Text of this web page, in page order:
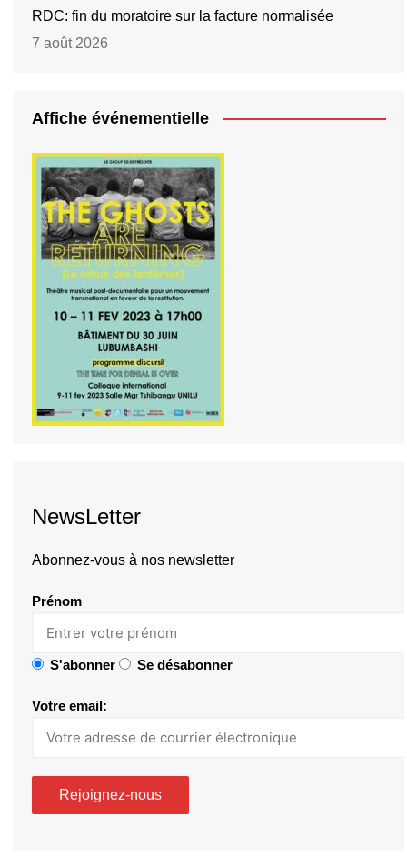
RDC: fin du moratoire sur la facture normalisée
7 août 2026
Affiche événementielle
NewsLetter
Abonnez-vous à nos newsletter
Prénom
S'abonner Se désabonner
Votre email: